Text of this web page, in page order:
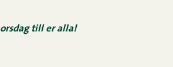
till er alla!